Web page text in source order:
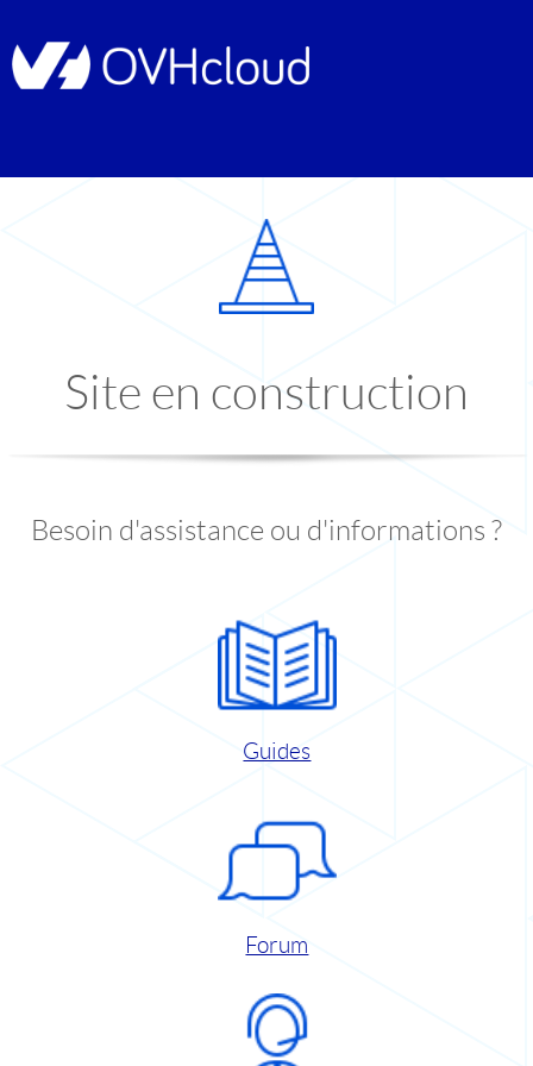
Site en construction
Besoin d'assistance ou d'informations ?
Guides
Forum